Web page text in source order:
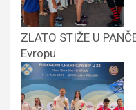
ZLATO STIŽE U
Evropu